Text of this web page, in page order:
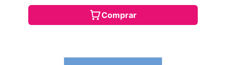
Comprar